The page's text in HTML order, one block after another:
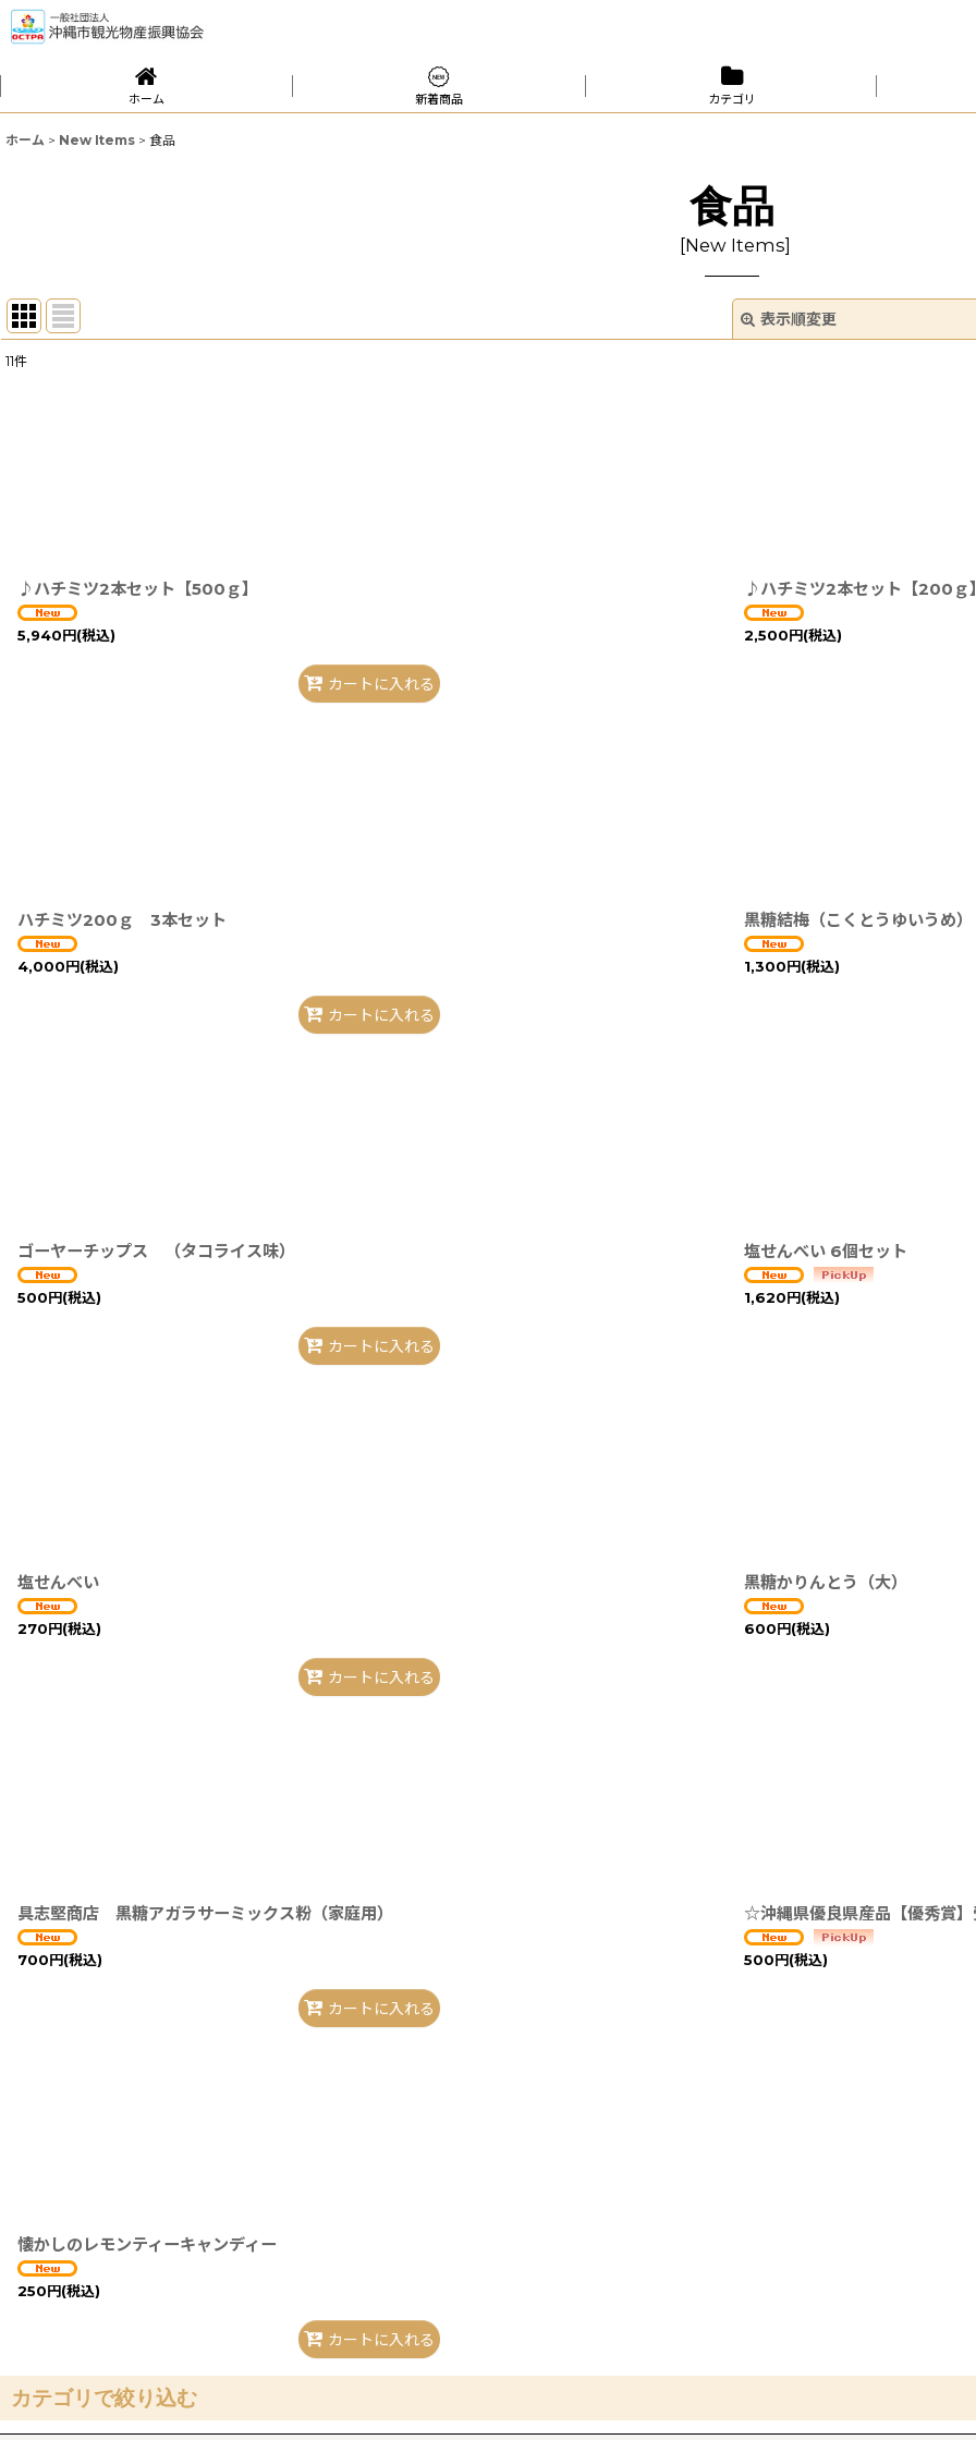
ホーム 新着商品 カテゴリ
ホーム > New Items > 食品
食品
[New Items]
表示順変更
11件
♪ハチミツ2本セット【500ｇ】
5,940円(税込)
カートに入れる
♪ハチミツ2本セット【200ｇ】
2,500円(税込)
ハチミツ200ｇ 3本セット
4,000円(税込)
カートに入れる
黒糖結梅（こくとうゆいうめ）
1,300円(税込)
ゴーヤーチップス （タコライス味）
500円(税込)
カートに入れる
塩せんべい 6個セット
1,620円(税込)
塩せんべい
270円(税込)
カートに入れる
黒糖かりんとう（大）
600円(税込)
具志堅商店 黒糖アガラサーミックス粉（家庭用）
700円(税込)
カートに入れる
☆沖縄県優良県産品【優秀賞
500円(税込)
懐かしのレモンティーキャンディー
250円(税込)
カートに入れる
カテゴリで絞り込む